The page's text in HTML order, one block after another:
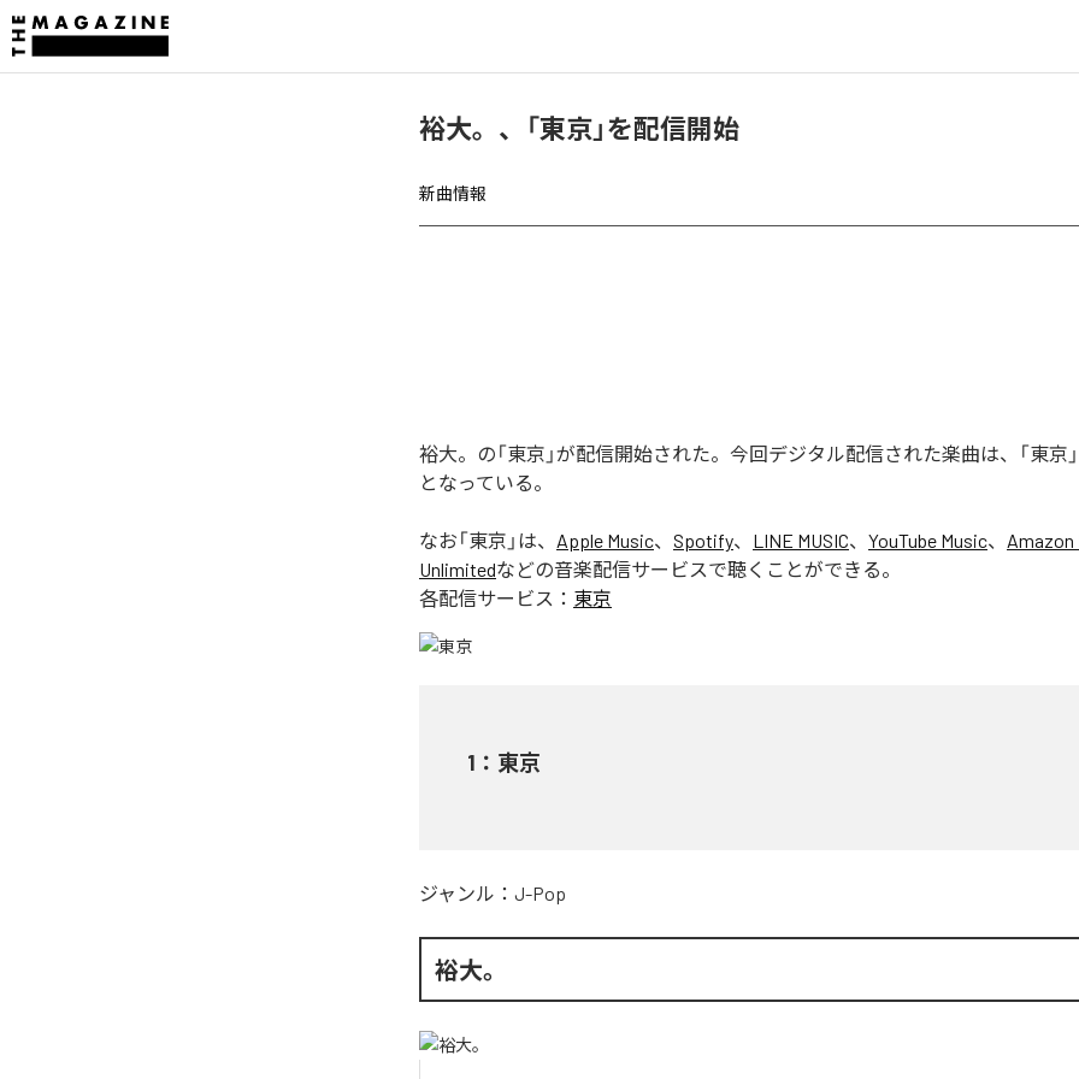
裕大。、「東京」を配信開始
新曲情報
裕大。の「東京」が配信開始された。今回デジタル配信された楽曲は、「東京
となっている。
なお「東京 」は、 Apple Music、 Spotify、 LINE MUSIC、 YouTube Music、 Amazon
Unlimitedなどの音楽配信サービスで聴くことができる。
各配信サービス： 東京
1 ： 東京
ジャンル： J-Pop
裕大。